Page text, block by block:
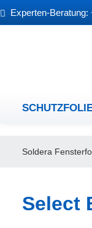
Hauptinhalt
Zur
Experten-Beratung:
Soldera
Select